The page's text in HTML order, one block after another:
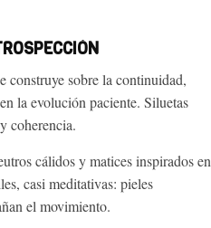
construye sobre la continuidad,
la evolución paciente. Siluetas
coherencia.
cálidos y matices inspirados en
casi meditativas: pieles
el movimiento.